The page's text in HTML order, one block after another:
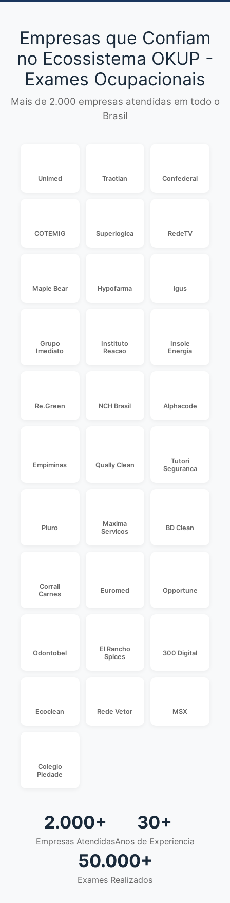
Empresas que Confiam
no Ecossistema OKUP -
Exames Ocupacionais
Mais de 2.000 empresas atendidas em todo o
Brasil
Unimed Tractian Confederal
COTEMIG Superlogica RedeTV
Maple Bear Hypofarma igus
Grupo
Imediato
Instituto
Reacao
Insole
Energia
Re.Green NCH Brasil Alphacode
Empiminas Qually Clean
Tutori
Seguranca
Pluro
Maxima
Servicos
BD Clean
Corrali
Carnes
Euromed Opportune
Odontobel
El Rancho
Spices
300 Digital
Ecoclean Rede Vetor MSX
Colegio
Piedade
2.000+
Empresas Atendidas
30+
Anos de Experiencia
50.000+
Exames Realizados